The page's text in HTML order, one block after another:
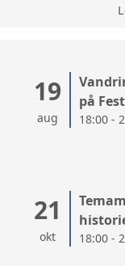
19
aug
på
18:00 -
21
okt 18:00 -